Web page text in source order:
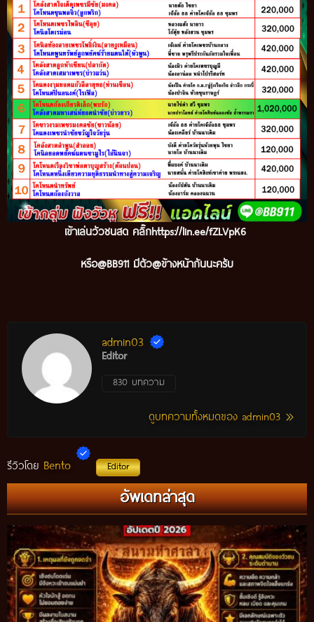
เข้าเล่นวัวชนสด คลิ๊กhttps://lin.ee/fZLVpK6
หรือ@BB911 มีตัว@ข้างหน้ากันนะครับ
admin03
Editor
830 บทความ
ดูบทความทั้งหมดของ admin03
รีวิวโดย Bento Editor
อัพเดทล่าสุด